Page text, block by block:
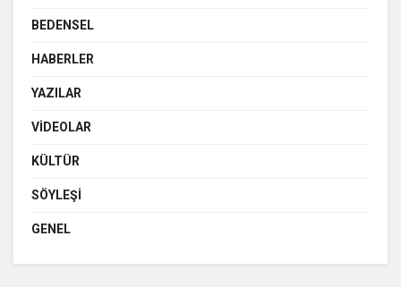
BEDENSEL
HABERLER
YAZILAR
VIDEOLAR
KÜLTÜR
SÖYLEŞI
GENEL